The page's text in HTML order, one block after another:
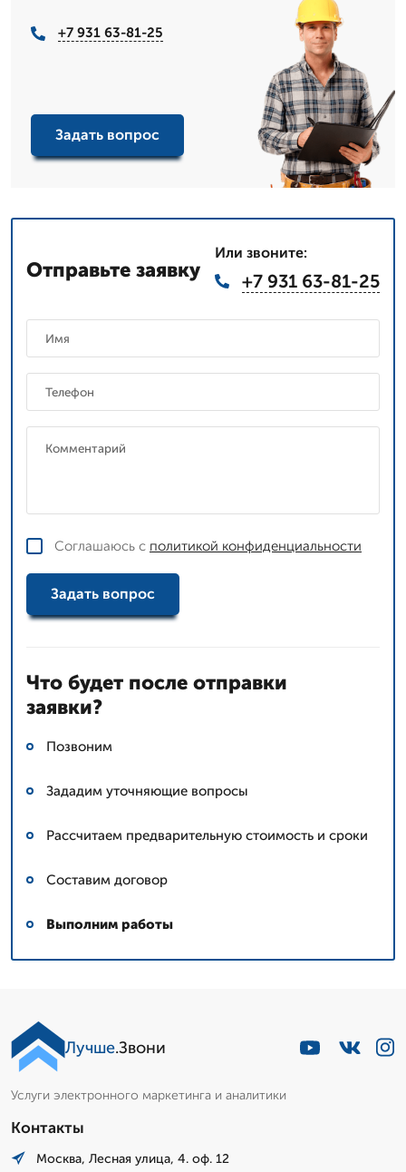
+7 931 63-81-25
Задать вопрос
Отправьте заявку
Или звоните:
+7 931 63-81-25
Соглашаюсь с политикой конфиденциальности
Задать вопрос
Что будет после отправки
заявки?
Позвоним
Зададим уточняющие вопросы
Рассчитаем предварительную стоимость и сроки
Составим договор
Выполним работы
Лучше.Звони
Услуги электронного маркетинга и аналитики
Контакты
Москва, Лесная улица, 4. оф. 12